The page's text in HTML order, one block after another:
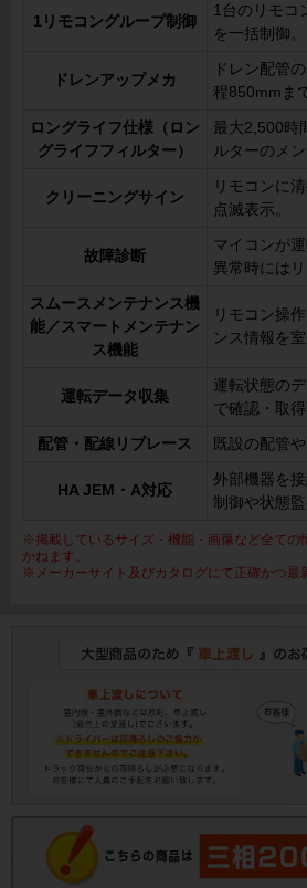
1リモコングループ制御
1台のリモコ
を一括制御。
ドレンアップメカ
ドレン配管
程850mmま
ロングライフ仕様（ロン
グライフフィルター）
最大2,500時
ルターのメ
クリーニングサイン
リモコンに
点滅表示。
故障診断
マイコンが
異常時には
スムースメンテナンス機
能／スマートメンテナン
ス機能
リモコン操
ンス情報を
運転データ収集
運転状態の
で確認・取得
配管・配線リプレース 既設の配管
HA JEM・A対応
外部機器を
制御や状態監
※掲載しているサイズ・機能・画像など全ての
かねます。
※メーカーサイト及びカタログにて正確かつ最